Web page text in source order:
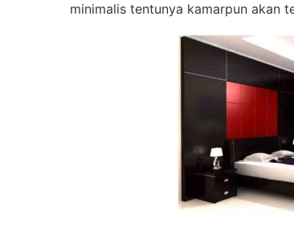
minimalis tentunya kamarpun akan